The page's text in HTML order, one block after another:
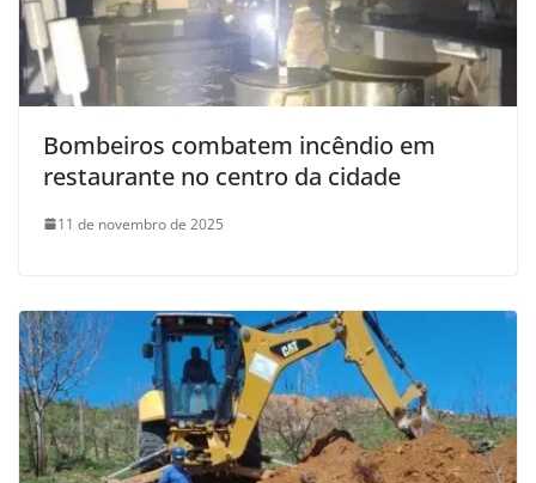
Bombeiros combatem incêndio em
restaurante no centro da cidade
11 de novembro de 2025